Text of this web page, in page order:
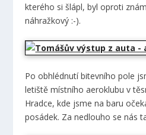
kterého si šlápl, byl oproti
náhražkový :-).
Po obhlédnutí bitevního pole
letiště místního aeroklubu v
Hradce, kde jsme na baru
posádek. Za nedlouho se nás